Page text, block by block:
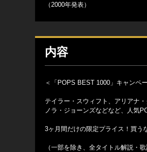
（2000年発表）
内容
＜「POPS BEST 1000」キャンペ
テイラー・スウィフト、アリアナ
ノラ・ジョーンズなどなど、人気
3ヶ月間だけの限定プライス！買う
（一部を除き、全タイトル解説・歌